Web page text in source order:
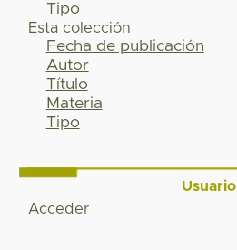
Tipo
Esta colección
Fecha de publicación
Autor
Título
Materia
Tipo
Usuario
Acceder